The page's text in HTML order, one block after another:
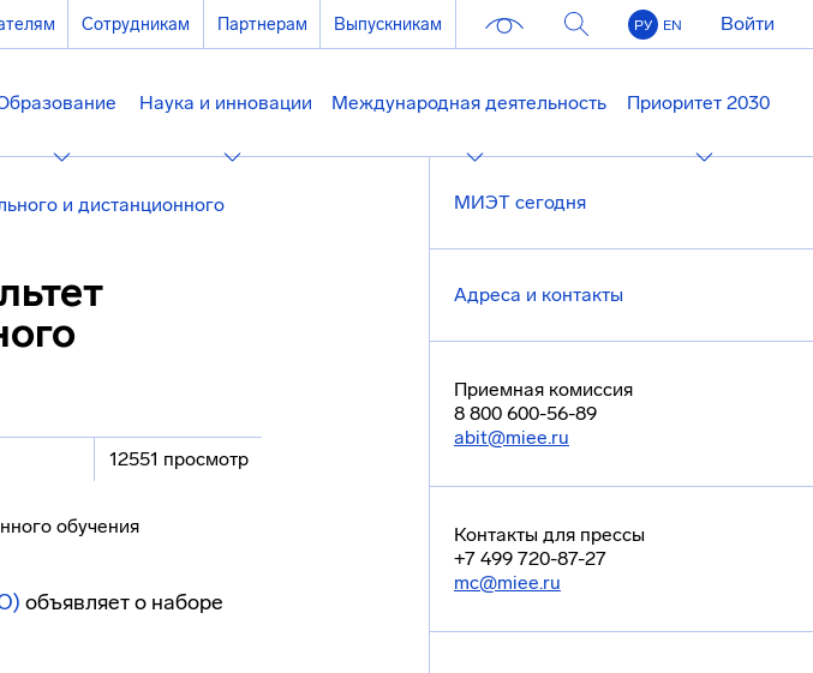
Сотрудникам Партнерам Выпускникам РУ EN Войти
Наука и инновации Международная деятельность Приоритет 2030
и дистанционного
12551 просмотр
объявляет о наборе
МИЭТ сегодня
Адреса и контакты
Приемная комиссия
8 800 600-56-89
abit@miee.ru
Контакты для прессы
+7 499 720-87-27
mc@miee.ru